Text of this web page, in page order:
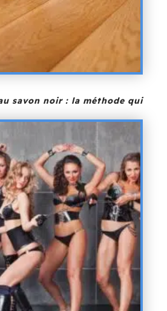
savon noir : la méthode qui